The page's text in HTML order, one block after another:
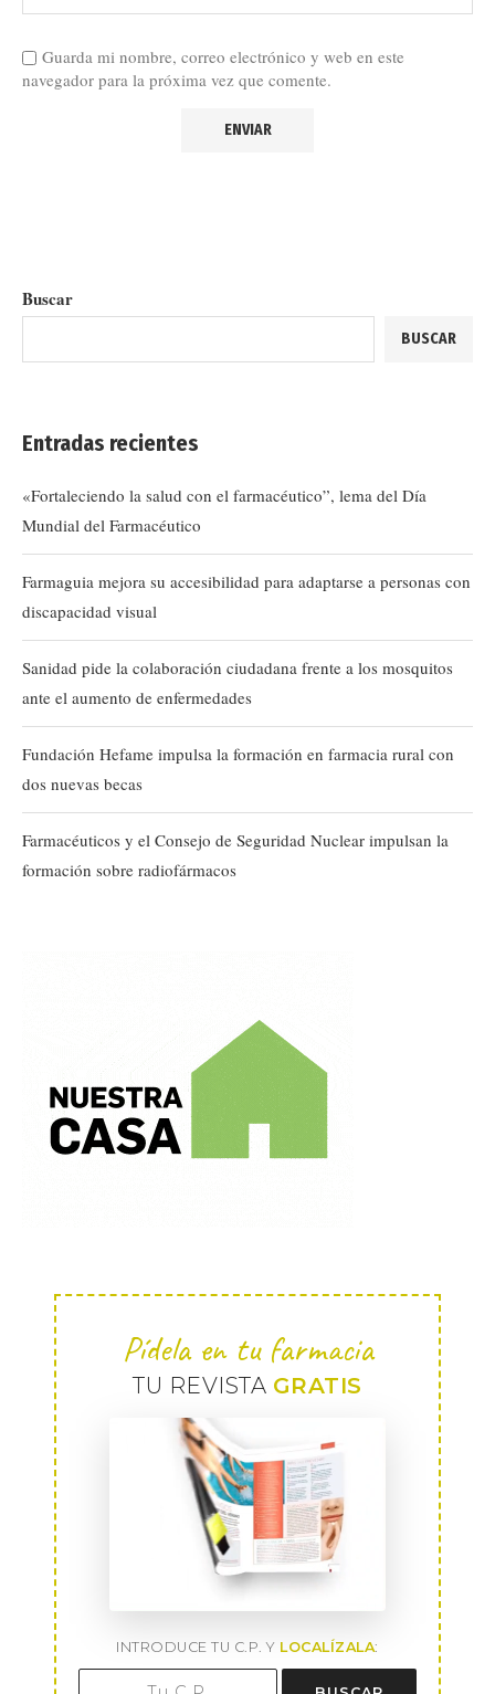
Guarda mi nombre, correo electrónico y web en este
navegador para la próxima vez que comente.
Buscar
BUSCAR
Entradas recientes
«Fortaleciendo la salud con el farmacéutico”, lema del Día
Mundial del Farmacéutico
Farmaguia mejora su accesibilidad para adaptarse a personas con
discapacidad visual
Sanidad pide la colaboración ciudadana frente a los mosquitos
ante el aumento de enfermedades
Fundación Hefame impulsa la formación en farmacia rural con
dos nuevas becas
Farmacéuticos y el Consejo de Seguridad Nuclear impulsan la
formación sobre radiofármacos
Pídela en tu farmacia
TU REVISTA GRATIS
INTRODUCE TU C.P. Y LOCALÍZALA: